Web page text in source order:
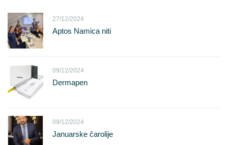
27/12/2024
Aptos Namica niti
09/12/2024
Dermapen
09/12/2024
Januarske čarolije